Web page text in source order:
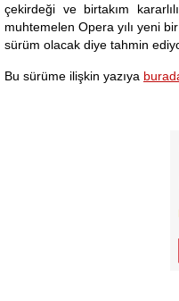
çekirdeği ve birtakım
muhtemelen Opera yılı yeni
sürüm olacak diye tahmin
Bu sürüme ilişkin yazıya